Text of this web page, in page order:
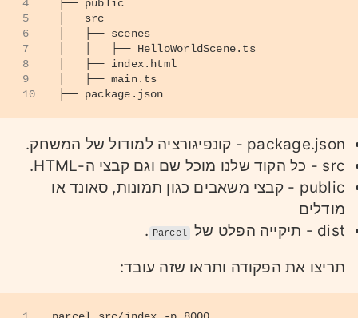
4
5
6
7
8
9
10
├── public
├── src
│   ├── scenes
│   │   ├── HelloWorldScene.ts
│   ├── index.html
│   ├── main.ts
├── package.json
package.json - קונפיגורציה למודול של המשחק.
src - כל הקוד שלנו מוכל שם וגם קבצי ה-HTML.
public - קבצי משאבים כגון תמונות, סאונד או
מודלים
dist - תיקייה הפלט של
Parcel
.
תריצו את הפקודה ותראו שזה עובד: